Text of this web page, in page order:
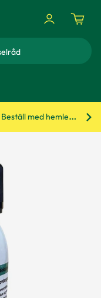
Beställ med hemleverans!